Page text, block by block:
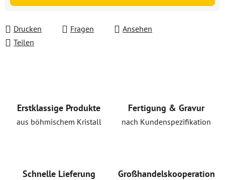
Drucken Fragen
Ansehen
Teilen
Erstklassige Produkte
aus böhmischem Kristall
Fertigung & Gravur
nach Kundenspezifikation
Schnelle Lieferung Großhandelskooperation